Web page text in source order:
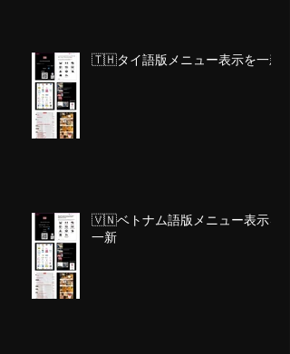
🇹🇭タイ語版メニュー表示を一新
🇻🇳ベトナム語版メニュー表示を
一新